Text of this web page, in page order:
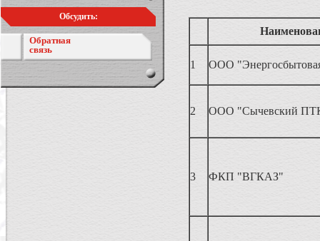
Обсудить:
Обратная
связь
1 ООО
2 ООО "Сычевский
3 ФКП "ВГКАЗ"